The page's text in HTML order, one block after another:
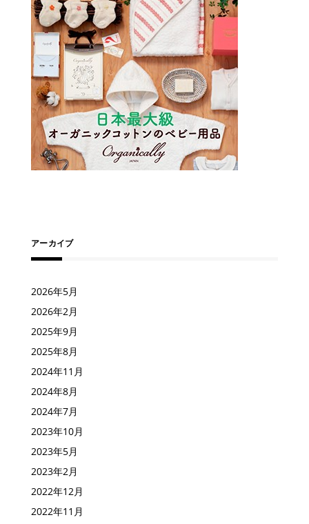
2026年5月
2026年2月
2025年9月
2025年8月
2024年11月
2024年8月
2024年7月
2023年10月
2023年5月
2023年2月
2022年12月